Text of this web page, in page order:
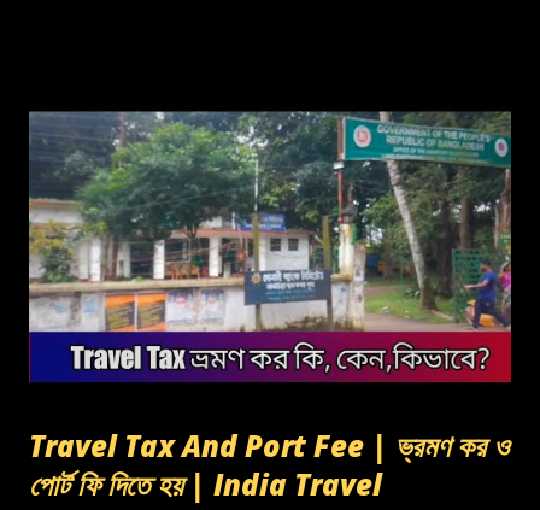
Travel Tax And Port Fee | ভ্রমণ কর ও
পোর্ট ফি দিতে হয় | India Travel